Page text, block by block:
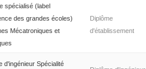
spécialisé (label
des grandes écoles)
Mécatroniques et
Diplôme
d'établissement
d'ingénieur Spécialité